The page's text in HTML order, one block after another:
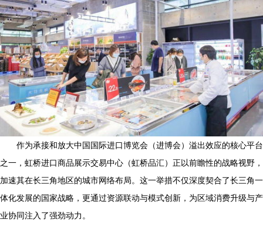
作为承接和放大中国国际进口博览会（进博会）溢出效应的核心平台
之一，虹桥进口商品展示交易中心（虹桥品汇）正以前瞻性的战略视野，
加速其在长三角地区的城市网络布局。这一举措不仅深度契合了长三角一
体化发展的国家战略，更通过资源联动与模式创新，为区域消费升级与产
业协同注入了强劲动力。